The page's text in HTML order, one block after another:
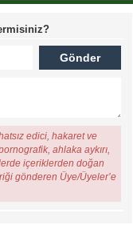
edici, hakaret ve
ahlaka aykırı,
içeriklerden doğan
gönderen Üye/Üyeler’e